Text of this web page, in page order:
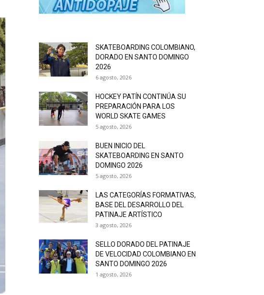
SKATEBOARDING COLOMBIANO,
DORADO EN SANTO DOMINGO
2026
6 agosto, 2026
HOCKEY PATÍN CONTINÚA SU
PREPARACIÓN PARA LOS
WORLD SKATE GAMES
5 agosto, 2026
BUEN INICIO DEL
SKATEBOARDING EN SANTO
DOMINGO 2026
5 agosto, 2026
LAS CATEGORÍAS FORMATIVAS,
BASE DEL DESARROLLO DEL
PATINAJE ARTÍSTICO
3 agosto, 2026
SELLO DORADO DEL PATINAJE
DE VELOCIDAD COLOMBIANO EN
SANTO DOMINGO 2026
1 agosto, 2026